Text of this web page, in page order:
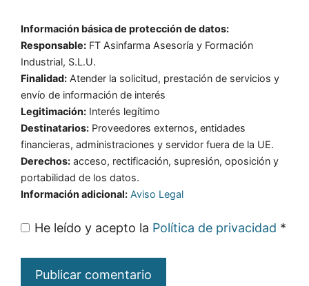
Información básica de protección de datos:
Responsable: FT Asinfarma Asesoría y Formación
Industrial, S.L.U.
Finalidad: Atender la solicitud, prestación de servicios y
envío de información de interés
Legitimación: Interés legítimo
Destinatarios: Proveedores externos, entidades
financieras, administraciones y servidor fuera de la UE.
Derechos: acceso, rectificación, supresión, oposición y
portabilidad de los datos.
Información adicional: Aviso Legal
He leído y acepto la Política de privacidad *